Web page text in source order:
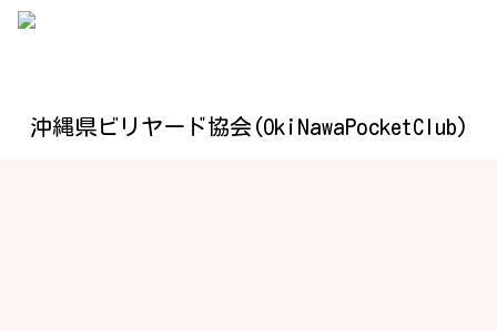
沖縄県ビリヤード協会(OkiNawaPocketClub)